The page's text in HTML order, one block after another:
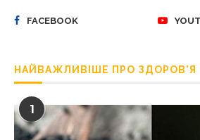
FACEBOOK
НАЙВАЖЛИВІШЕ ПРО ЗДОРОВ’Я
1